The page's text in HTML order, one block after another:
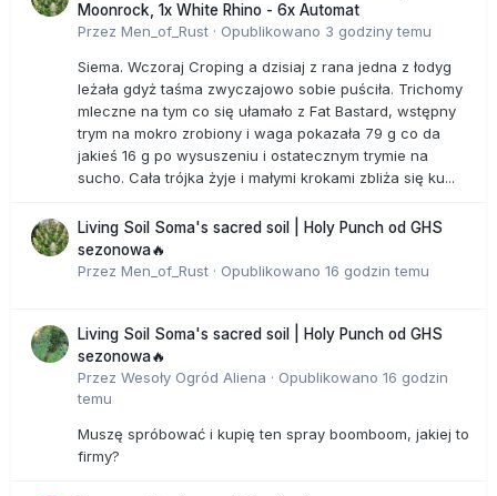
Moonrock, 1x White Rhino - 6x Automat
Przez Men_of_Rust · Opublikowano 3 godziny temu
Siema. Wczoraj Croping a dzisiaj z rana jedna z łodyg
leżała gdyż taśma zwyczajowo sobie puściła. Trichomy
mleczne na tym co się ułamało z Fat Bastard, wstępny
trym na mokro zrobiony i waga pokazała 79 g co da
jakieś 16 g po wysuszeniu i ostatecznym trymie na
sucho. Cała trójka żyje i małymi krokami zbliża się ku...
Living Soil Soma's sacred soil | Holy Punch od GHS
sezonowa🔥
Przez Men_of_Rust · Opublikowano 16 godzin temu
Living Soil Soma's sacred soil | Holy Punch od GHS
sezonowa🔥
Przez Wesoły Ogród Aliena · Opublikowano 16 godzin
temu
Muszę spróbować i kupię ten spray boomboom, jakiej to
firmy?